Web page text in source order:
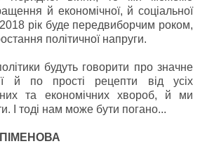
й економічної, й соціальної
рік буде передвиборчим роком,
політичної напруги.
будуть говорити про значне
й по прості рецепти від усіх
та економічних хвороб, й ми
І тоді нам може бути погано...
ПІМЕНОВА